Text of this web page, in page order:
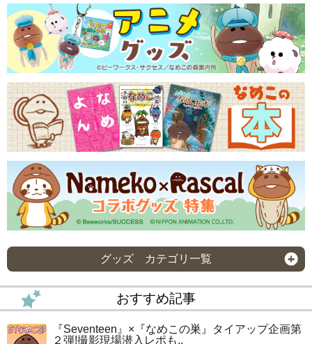
グッズ カテゴリ一覧
おすすめ記事
『Seventeen』×『なめこの巣』タイアップ企画第
２弾!撮影現場潜入レポも..